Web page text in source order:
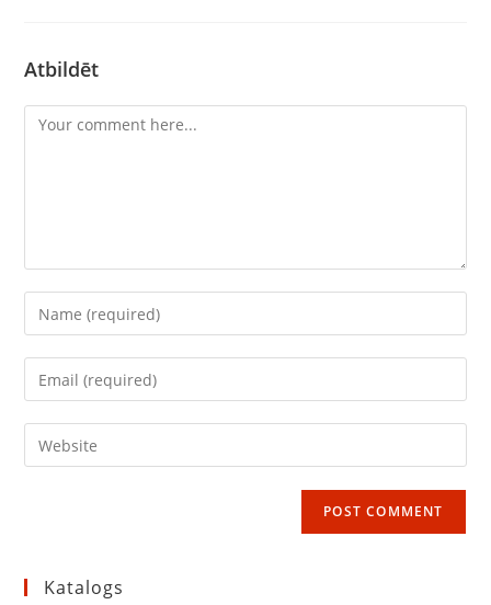
Atbildēt
Comment
Enter
your
name
comment
Enter
your
email
address
Enter
your
Katalogs